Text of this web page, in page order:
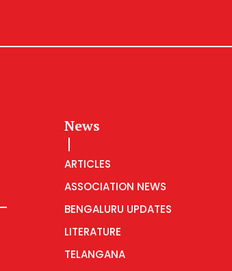
News
ARTICLES
ASSOCIATION NEWS
BENGALURU UPDATES
LITERATURE
TELANGANA